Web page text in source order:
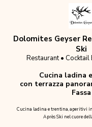
Dolomites Geyser
Ski
Restaurant • Cocktail
Cucina ladina
con terrazza
Fassa
Cucina ladina e trentina, aperitivi
Après Ski nel cuore